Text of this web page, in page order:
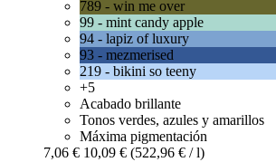
789 - win me over
99 - mint candy apple
94 - lapiz of luxury
93 - mezmerised
219 - bikini so teeny
+5
Acabado brillante
Tonos verdes, azules y amarillos
Máxima pigmentación
7,06 € 10,09 € (522,96 € / l)